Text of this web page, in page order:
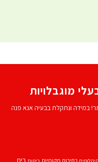
מוגבלויות
במידה ונתקלת בבעיה אנא פנה
בחירות מקומיות ביטוח בית